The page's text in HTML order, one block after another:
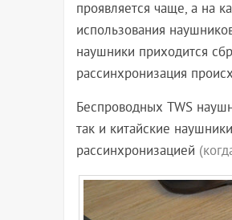
проявляется чаще, а на
использования
наушники приходится
рассинхронизация
Беспроводных TWS
так и китайские
рассинхронизацией